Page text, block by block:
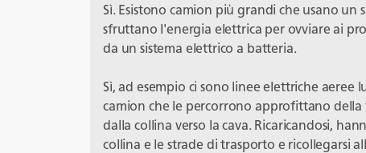
Sì. Esistono camion più grandi che usano un
sfruttano l'energia elettrica per ovviare ai
da un sistema elettrico a batteria.
Sì, ad esempio ci sono linee elettriche aeree
camion che le percorrono approfittano
dalla collina verso la cava. Ricaricandosi,
collina e le strade di trasporto e ricollegarsi